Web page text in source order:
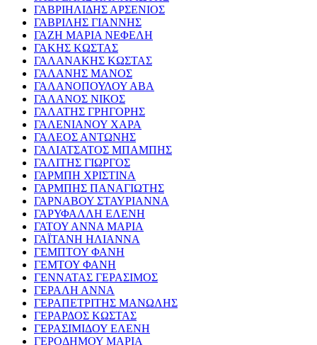
ΓΑΒΡΙΗΛΙΔΗΣ ΑΡΣΕΝΙΟΣ
ΓΑΒΡΙΛΗΣ ΓΙΑΝΝΗΣ
ΓΑΖΗ ΜΑΡΙΑ ΝΕΦΕΛΗ
ΓΑΚΗΣ ΚΩΣΤΑΣ
ΓΑΛΑΝΑΚΗΣ ΚΩΣΤΑΣ
ΓΑΛΑΝΗΣ ΜΑΝΟΣ
ΓΑΛΑΝΟΠΟΥΛΟΥ ΑΒΑ
ΓΑΛΑΝΟΣ ΝΙΚΟΣ
ΓΑΛΑΤΗΣ ΓΡΗΓΟΡΗΣ
ΓΑΛΕΝΙΑΝΟΥ ΧΑΡΑ
ΓΑΛΕΟΣ ΑΝΤΩΝΗΣ
ΓΑΛΙΑΤΣΑΤΟΣ ΜΠΑΜΠΗΣ
ΓΑΛΙΤΗΣ ΓΙΩΡΓΟΣ
ΓΑΡΜΠΗ ΧΡΙΣΤΙΝΑ
ΓΑΡΜΠΗΣ ΠΑΝΑΓΙΩΤΗΣ
ΓΑΡΝΑΒΟΥ ΣΤΑΥΡΙΑΝΝΑ
ΓΑΡΥΦΑΛΛΗ ΕΛΕΝΗ
ΓΑΤΟΥ ΑΝΝΑ ΜΑΡΙΑ
ΓΑΪΤΑΝΗ ΗΛΙΑΝΝΑ
ΓΕΜΠΤΟΥ ΦΑΝΗ
ΓΕΜΤΟΥ ΦΑΝΗ
ΓΕΝΝΑΤΑΣ ΓΕΡΑΣΙΜΟΣ
ΓΕΡΑΛΗ ΑΝΝΑ
ΓΕΡΑΠΕΤΡΙΤΗΣ ΜΑΝΩΛΗΣ
ΓΕΡΑΡΔΟΣ ΚΩΣΤΑΣ
ΓΕΡΑΣΙΜΙΔΟΥ ΕΛΕΝΗ
ΓΕΡΟΔΗΜΟΥ ΜΑΡΙΑ